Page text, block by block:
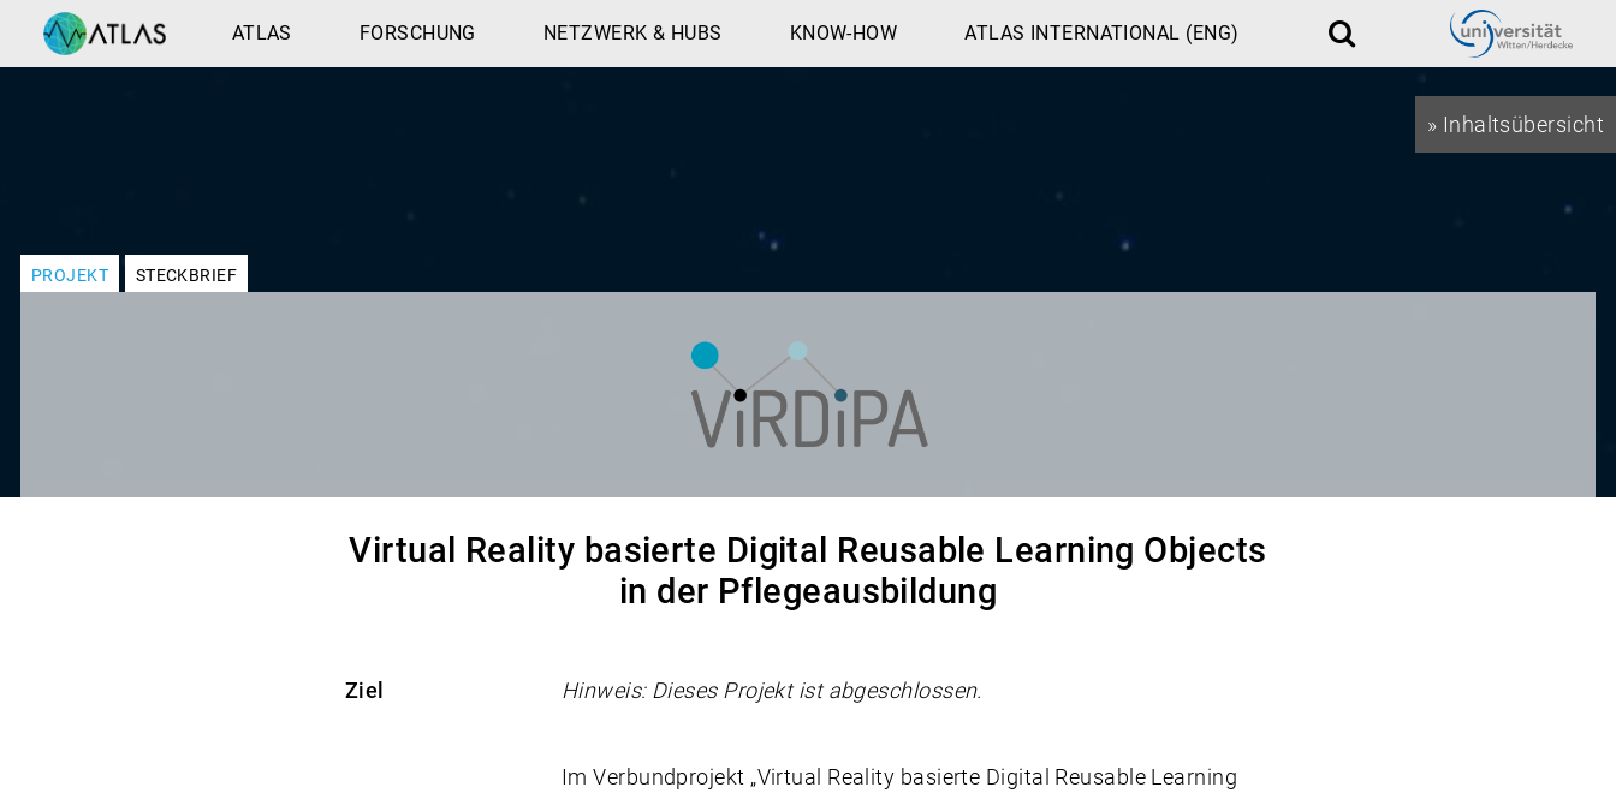
» Inhaltsübersicht
ATLAS FORSCHUNG NETZWERK & HUBS KNOW-HOW ATLAS INTERNATIONAL (ENG)
Suche
PROJEKT STECKBRIEF
Virtual Reality basierte Digital Reusable Learning Objects
in der Pflegeausbildung
Ziel Hinweis: Dieses Projekt ist abgeschlossen.
Im Verbundprojekt „Virtual Reality basierte Digital Reusable Learning